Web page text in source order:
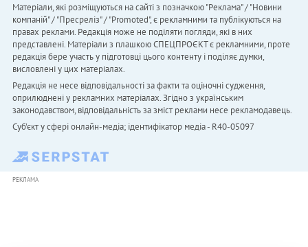
Матеріали, які розміщуються на сайті з позначкою "Реклама" / "Новини
компаній" / "Пресреліз" / "Promoted", є рекламними та публікуються на
правах реклами. Редакція може не поділяти погляди, які в них
представлені. Матеріали з плашкою СПЕЦПРОЄКТ є рекламними, проте
редакція бере участь у підготовці цього контенту і поділяє думки,
висловлені у цих матеріалах.
Редакція не несе відповідальності за факти та оціночні судження,
оприлюднені у рекламних матеріалах. Згідно з українським
законодавством, відповідальність за зміст реклами несе рекламодавець.
Cуб'єкт у сфері онлайн-медіа; ідентифікатор медіа - R40-05097
РЕКЛАМА